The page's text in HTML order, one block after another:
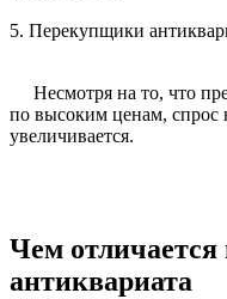
5. Перекупщики
Несмотря на то, что
по высоким ценам, спрос
увеличивается.
Чем
антиквариата